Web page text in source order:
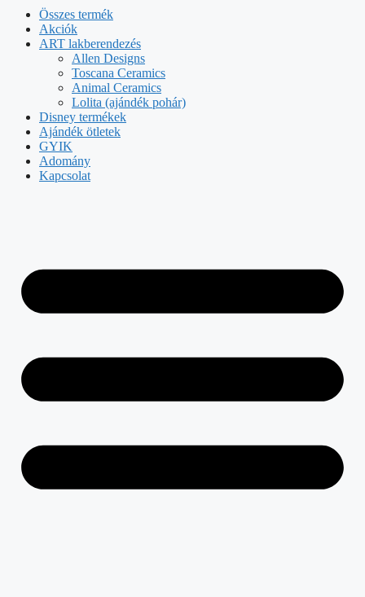
Összes termék
Akciók
ART lakberendezés
Allen Designs
Toscana Ceramics
Animal Ceramics
Lolita (ajándék pohár)
Disney termékek
Ajándék ötletek
GYIK
Adomány
Kapcsolat